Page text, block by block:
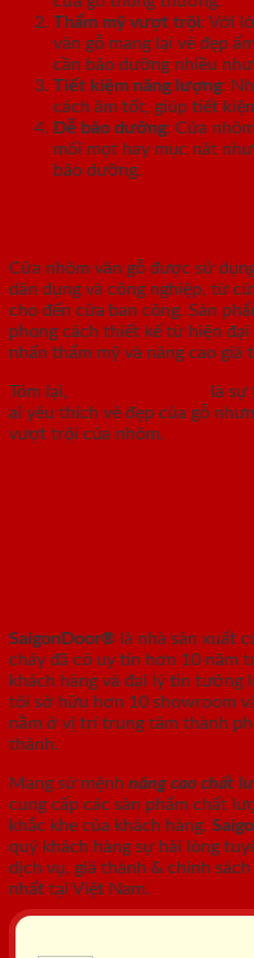
Thẩm mỹ vượt trội: Với
vân gỗ mang lại vẻ đẹp
cần bảo dưỡng nhiều
Tiết kiệm năng lượng:
cách âm tốt, giúp tiết
Dễ bảo dưỡng: Cửa
mối mọt hay mục nát
bảo dưỡng.
Cửa nhôm vân gỗ được sử
dân dụng và công nghiệp, từ
cho đến cửa ban công. Sản
phong cách thiết kế từ hiện
nhấn thẩm mỹ và nâng cao giá
Tóm lại,
là
ai yêu thích vẻ đẹp của gỗ
vượt trội của nhôm.
SaigonDoor® là nhà sản xuất
cháy đã có uy tín hơn 10 năm
khách hàng và đại lý tin tưởng
tôi sở hữu hơn 10 showroom
nằm ở vị trí trung tâm thành
thành.
Mang sứ mệnh nâng cao chất
cung cấp các sản phẩm chất
khắc khe của khách hàng.
quý khách hàng sự hài lòng
dịch vụ, giá thành & chính
nhất tại Việt Nam.